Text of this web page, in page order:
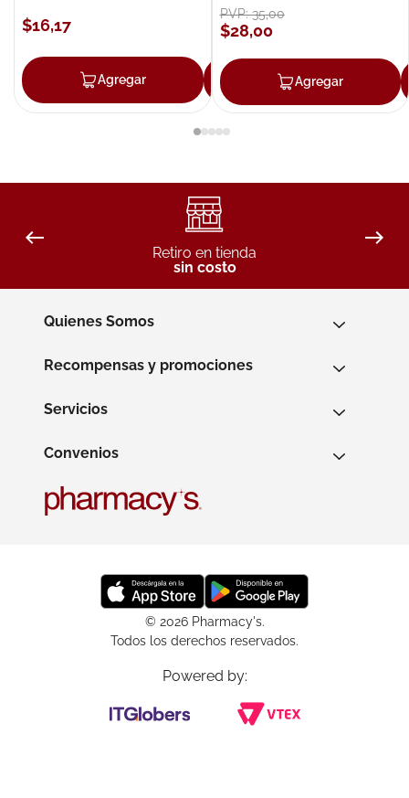
$16,17
Agregar Agregar
PVP:35,00
$28,00
Agregar
Retiro en tienda
sin costo
Quienes Somos
Recompensas y promociones
Servicios
Convenios
© 2026 Pharmacy's.
Todos los derechos reservados.
Powered by: